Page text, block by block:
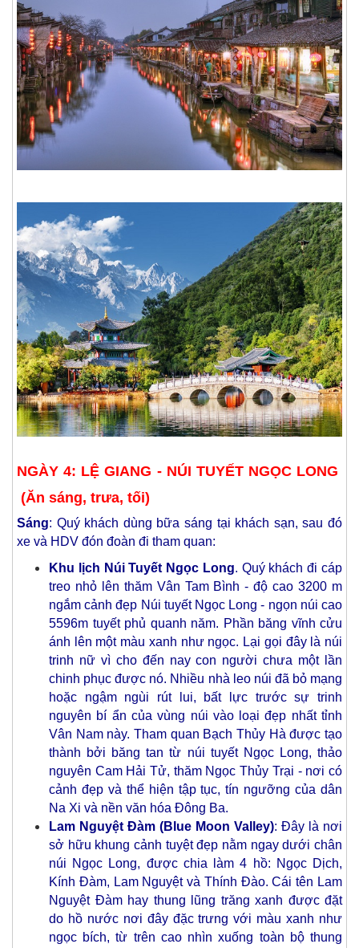
NGÀY 4: LỆ GIANG - NÚI TUYẾT NGỌC LONG
(Ăn sáng, trưa, tối)
Sáng: Quý khách dùng bữa sáng tại khách sạn, sau đó
xe và HDV đón đoàn đi tham quan:
Khu lịch Núi Tuyết Ngọc Long. Quý khách đi cáp
treo nhỏ lên thăm Vân Tam Bình - độ cao 3200 m
ngắm cảnh đẹp Núi tuyết Ngọc Long - ngọn núi cao
5596m tuyết phủ quanh năm. Phần băng vĩnh cửu
ánh lên một màu xanh như ngọc. Lại gọi đây là núi
trinh nữ vì cho đến nay con người chưa một lần
chinh phục được nó. Nhiều nhà leo núi đã bỏ mạng
hoặc ngậm ngùi rút lui, bất lực trước sự trinh
nguyên bí ẩn của vùng núi vào loại đẹp nhất tỉnh
Vân Nam này. Tham quan Bạch Thủy Hà được tạo
thành bởi băng tan từ núi tuyết Ngọc Long, thảo
nguyên Cam Hải Tử, thăm Ngọc Thủy Trại - nơi có
cảnh đẹp và thể hiện tập tục, tín ngưỡng của dân
Na Xi và nền văn hóa Đông Ba.
Lam Nguyệt Đàm (Blue Moon Valley): Đây là nơi
sở hữu khung cảnh tuyệt đẹp nằm ngay dưới chân
núi Ngọc Long, được chia làm 4 hồ: Ngọc Dịch,
Kính Đàm, Lam Nguyệt và Thính Đào. Cái tên Lam
Nguyệt Đàm hay thung lũng trăng xanh được đặt
do hồ nước nơi đây đặc trưng với màu xanh như
ngọc bích, từ trên cao nhìn xuống toàn bộ thung